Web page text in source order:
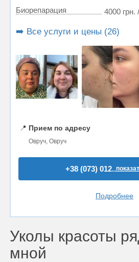
Биорепарация
4000 грн.
➡️ Все услуги и цены (26)
📍 Прием по адресу
Овруч, Овруч
+38 (073) 012..
Подробнее
Уколы красоты
мной